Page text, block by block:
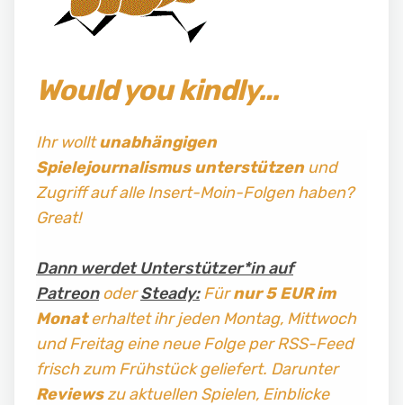
Would you kindly…
Ihr wolltunabhängigen
Spielejournalismus unterstützenund
Zugriff auf alle Insert-Moin-Folgen haben?
Great!
Dann werdet Unterstützer*in auf
PatreonoderSteady:Fürnur 5 EUR im
Monaterhaltet ihr jeden Montag, Mittwoch
und Freitag eine neue Folge per RSS-Feed
frisch zum Frühstück geliefert. Darunter
Reviewszu aktuellen Spielen, Einblicke